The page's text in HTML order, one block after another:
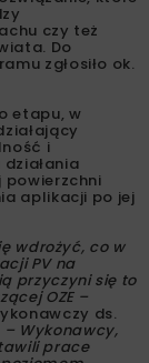
już w
i
montażu
które
czy też
Do
zgłosiło ok.
etapu, w